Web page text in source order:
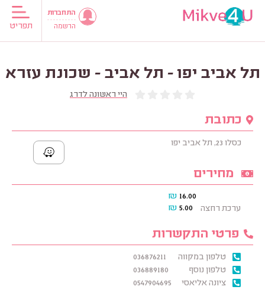
תפריט
התחברות
הרשמה
תל אביב יפו - תל אביב - שכונת עזרא
היי ראשונה לדרג
כתובת
כסלו 23, תל אביב יפו
מחירים
16.00
₪
ערכת רחצה
5.00
₪
פרטי התקשרות
טלפון במקווה
036876211
טלפון נוסף
036889180
ציונה אליאסי
0547904695